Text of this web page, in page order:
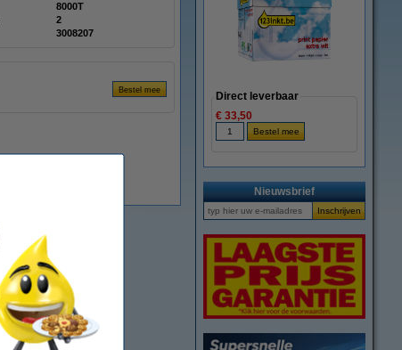
8000T
2
3008207
Direct leverbaar
€ 33,50
Nieuwsbrief